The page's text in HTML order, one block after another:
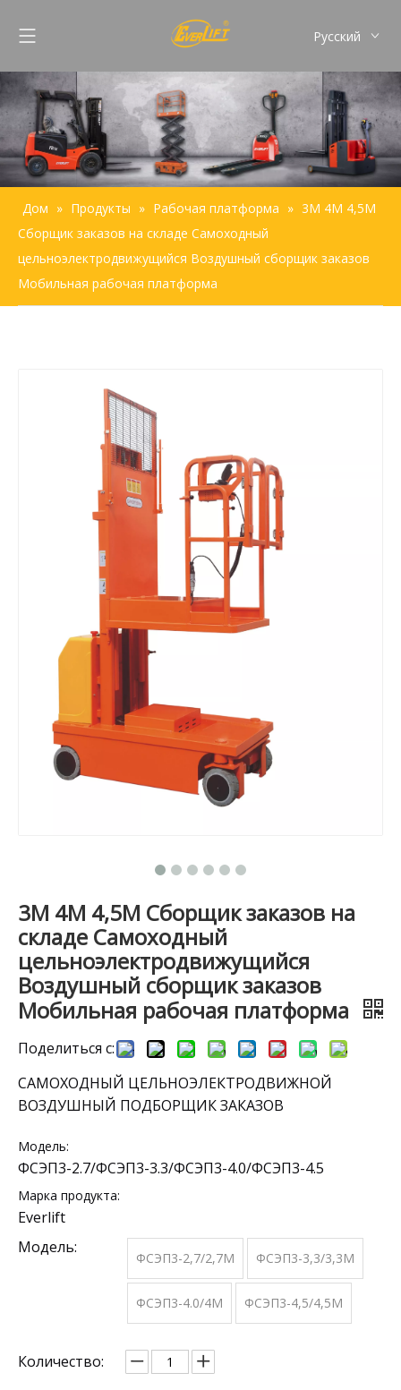
Pусский
Français
Español
Português
Дом » Продукты » Рабочая платформа » 3М 4М 4,5М
Сборщик заказов на складе Самоходный
цельноэлектродвижущийся Воздушный сборщик заказов
Мобильная рабочая платформа
3М 4М 4,5М Сборщик заказов на
складе Самоходный
цельноэлектродвижущийся
Воздушный сборщик заказов
Мобильная рабочая платформа
Поделиться с:
САМОХОДНЫЙ ЦЕЛЬНОЭЛЕКТРОДВИЖНОЙ
ВОЗДУШНЫЙ ПОДБОРЩИК ЗАКАЗОВ
Модель:
ФСЭП3-2.7/ФСЭП3-3.3/ФСЭП3-4.0/ФСЭП3-4.5
Марка продукта:
Everlift
Модель:
ФСЭП3-2,7/2,7М ФСЭП3-3,3/3,3М
ФСЭП3-4.0/4М ФСЭП3-4,5/4,5М
Количество: